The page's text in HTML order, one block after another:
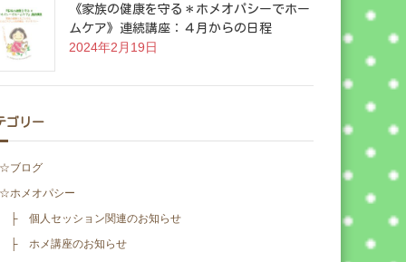
《家族の健康を守る＊ホメオパシーでホー
ムケア》連続講座：４月からの日程
2024年2月19日
ゴリー
ブログ
ホメオパシー
個人セッション関連のお知らせ
ホメ講座のお知らせ